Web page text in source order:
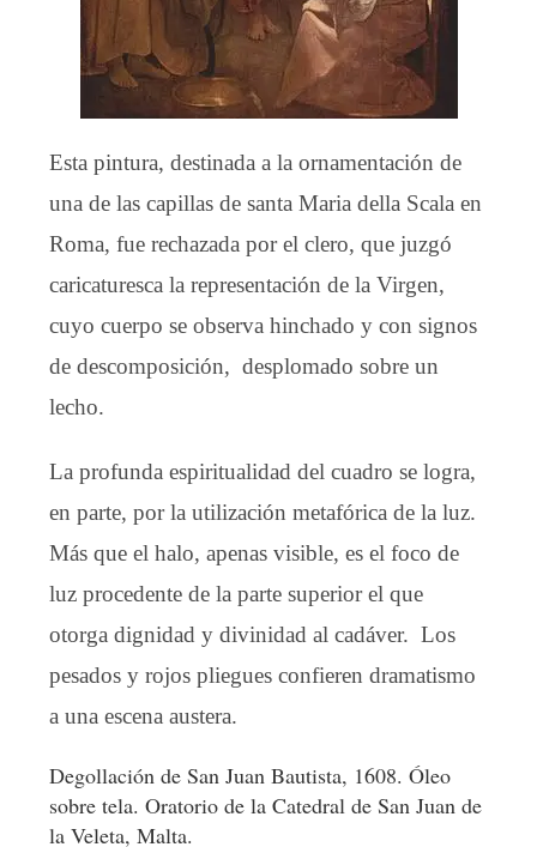
Esta pintura, destinada a la ornamentación de
una de las capillas de santa Maria della Scala en
Roma, fue rechazada por el clero, que juzgó
caricaturesca la representación de la Virgen,
cuyo cuerpo se observa hinchado y con signos
de descomposición, desplomado sobre un
lecho.
La profunda espiritualidad del cuadro se logra,
en parte, por la utilización metafórica de la luz.
Más que el halo, apenas visible, es el foco de
luz procedente de la parte superior el que
otorga dignidad y divinidad al cadáver. Los
pesados y rojos pliegues confieren dramatismo
a una escena austera.
Degollación de San Juan Bautista, 1608. Óleo
sobre tela. Oratorio de la Catedral de San Juan de
la Veleta, Malta.